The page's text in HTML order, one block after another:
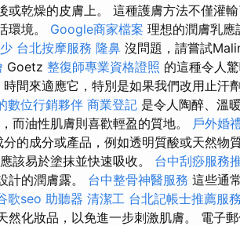
乾燥的皮膚上。 這種護膚方法不僅灌
環境。 Google商家檔案 理想的潤膚乳應
台北按摩服務 隆鼻 沒問題，請嘗試
Goetz 整復師專業資格證照 的這種令人
時間來適應它，特別是如果我們改用止汗
數位行銷夥伴 商業登記 是令人陶醉、溫
而油性肌膚則喜歡輕盈的質地。 戶外婚
的成分或產品，例如透明質酸或天然物
該易於塗抹並快速吸收。 台中刮痧服務
計的潤膚露。 台中整骨神醫服務 這些通
歌seo 助聽器 清潔工 台北記帳士推薦服務
化妝品，以免進一步刺激肌膚。 電子